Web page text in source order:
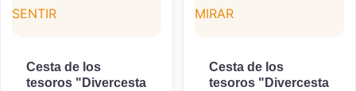
Cesta de los
tesoros "Divercesta
Cesta de los
tesoros "Divercesta